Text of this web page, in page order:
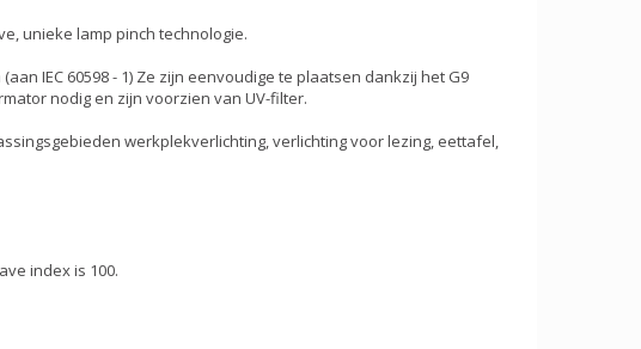
unieke lamp pinch technologie.
IEC 60598 - 1) Ze zijn eenvoudige te plaatsen dankzij het G9
nodig en zijn voorzien van UV-filter.
werkplekverlichting, verlichting voor lezing, eettafel,
index is 100.